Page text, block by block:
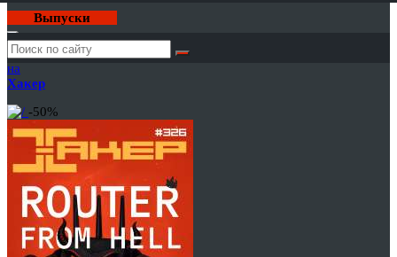
Выпуски
Годовая
подписка
на
Хакер
-50%